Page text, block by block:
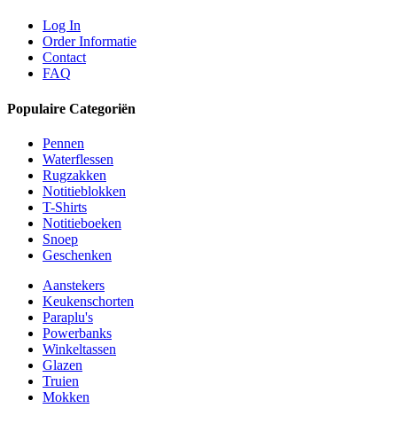
Log In
Order Informatie
Contact
FAQ
Populaire Categoriën
Pennen
Waterflessen
Rugzakken
Notitieblokken
T-Shirts
Notitieboeken
Snoep
Geschenken
Aanstekers
Keukenschorten
Paraplu's
Powerbanks
Winkeltassen
Glazen
Truien
Mokken